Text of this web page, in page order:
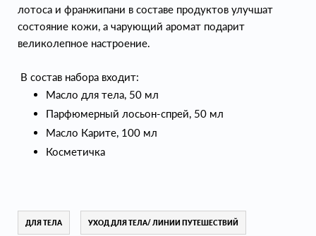
лотоса и франжипани в составе продуктов улучшат
состояние кожи, а чарующий аромат подарит
великолепное настроение.
В состав набора входит:
Масло для тела, 50 мл
Парфюмерный лосьон-спрей, 50 мл
Масло Карите, 100 мл
Косметичка
ДЛЯ ТЕЛА УХОД ДЛЯ ТЕЛА/ ЛИНИИ ПУТЕШЕСТВИЙ